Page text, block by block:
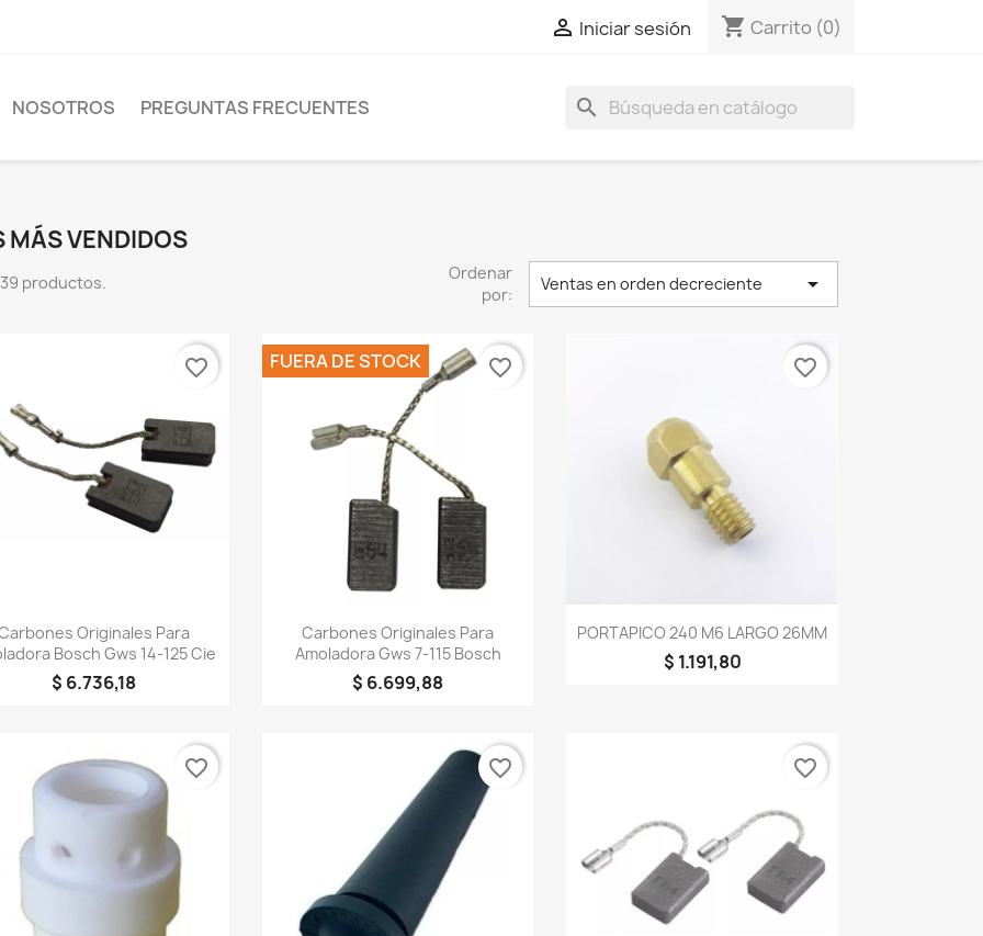
 Iniciar sesión shopping_cart Carrito (0)
NOSOTROS PREGUNTAS FRECUENTES search
MÁS VENDIDOS
productos.
Ordenar
por:
Ventas en orden decreciente 
Vista rápida
Originales Para
Bosch Gws 14-125 Cie
$ 6.736,18
favorite_border
Vista rápida
Carbones Originales Para
Amoladora Gws 7-115 Bosch
$ 6.699,88
FUERA DE STOCK favorite_border
Vista rápida
PORTAPICO 240 M6 LARGO 26MM
$ 1.191,80
favorite_border
favorite_border favorite_border favorite_border